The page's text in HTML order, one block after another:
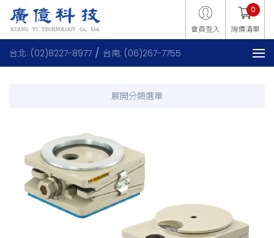
會員登入 詢價清單
0
台北: (02)8227-8977 台南: (06)267-7755